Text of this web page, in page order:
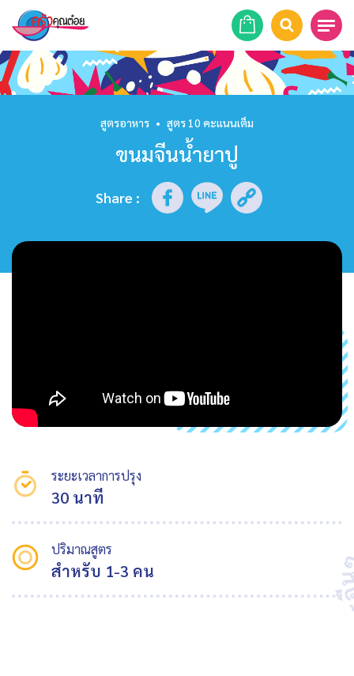
หน้าแรก
รายการย้อนหลัง
สูตรอาหาร • สูตร 10 คะแนนเต็ม
ขนมจีนน้ำยาปู
Share :
ระยะเวลาการปรุง
30 นาที
ปริมาณสูตร
สำหรับ 1-3 คน